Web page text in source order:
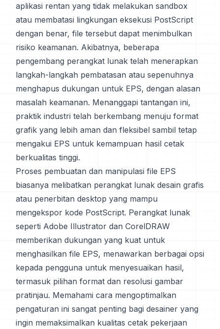
aplikasi rentan yang tidak melakukan sandbox
atau membatasi lingkungan eksekusi PostScript
dengan benar, file tersebut dapat menimbulkan
risiko keamanan. Akibatnya, beberapa
pengembang perangkat lunak telah menerapkan
langkah-langkah pembatasan atau sepenuhnya
menghapus dukungan untuk EPS, dengan alasan
masalah keamanan. Menanggapi tantangan ini,
praktik industri telah berkembang menuju format
grafik yang lebih aman dan fleksibel sambil tetap
mengakui EPS untuk kemampuan hasil cetak
berkualitas tinggi.
Proses pembuatan dan manipulasi file EPS
biasanya melibatkan perangkat lunak desain grafis
atau penerbitan desktop yang mampu
mengekspor kode PostScript. Perangkat lunak
seperti Adobe Illustrator dan CorelDRAW
memberikan dukungan yang kuat untuk
menghasilkan file EPS, menawarkan berbagai opsi
kepada pengguna untuk menyesuaikan hasil,
termasuk pilihan format dan resolusi gambar
pratinjau. Memahami cara mengoptimalkan
pengaturan ini sangat penting bagi desainer yang
ingin memaksimalkan kualitas cetak pekerjaan